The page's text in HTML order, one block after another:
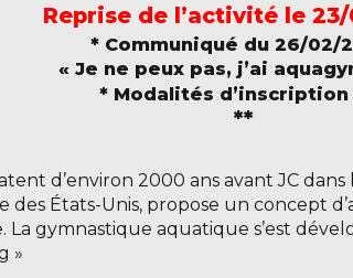
Reprise de l’activité le
* Communiqué du 26/02/
« Je ne peux pas, j’ai
* Modalités d’inscription
**
d’environ 2000 ans avant JC
des États-Unis, propose un concept
gymnastique aquatique s’est
»